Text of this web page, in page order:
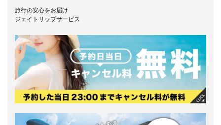
旅行の安心をお届け
ジェイトリップサービス